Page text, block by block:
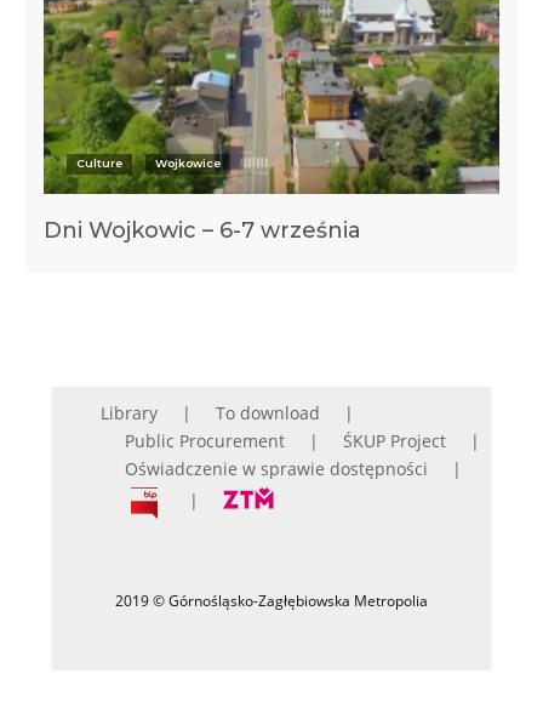
Culture Wojkowice
Dni Wojkowic – 6-7 września
Library
To download
Public Procurement
ŚKUP Project
Oświadczenie w sprawie dostępności
2019 © Górnośląsko-Zagłębiowska Metropolia